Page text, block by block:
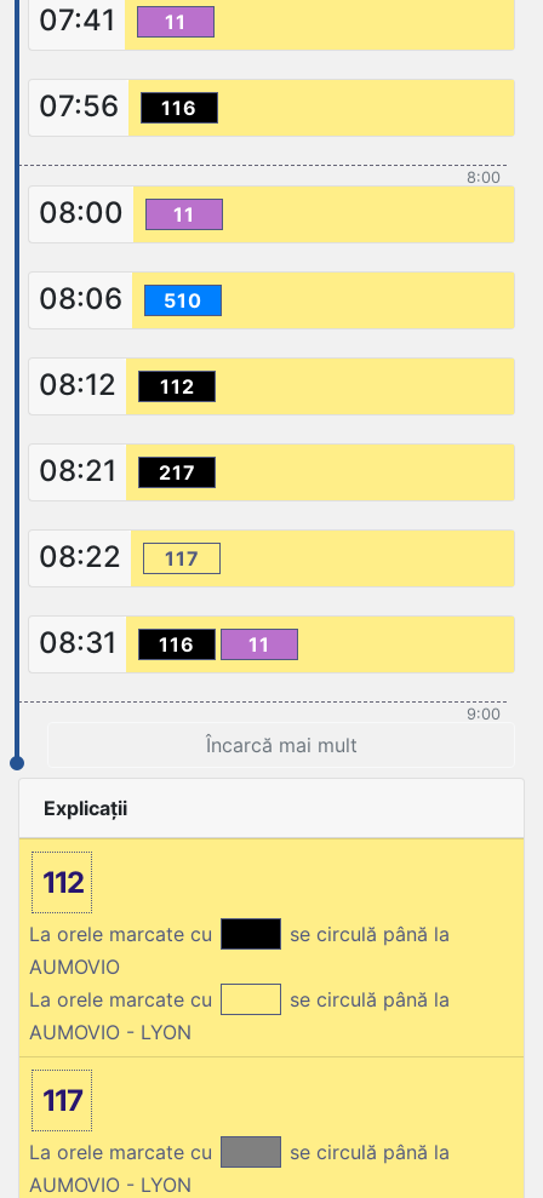
07:41 11
07:56 116
8:00
08:00 11
08:06 510
08:12 112
08:21 217
08:22 117
08:31 116 11
9:00
Încarcă mai mult
Explicații
112
La orele marcate cu
se circulă până la
AUMOVIO
La orele marcate cu
se circulă până la
AUMOVIO - LYON
117
La orele marcate cu
se circulă până la
AUMOVIO - LYON